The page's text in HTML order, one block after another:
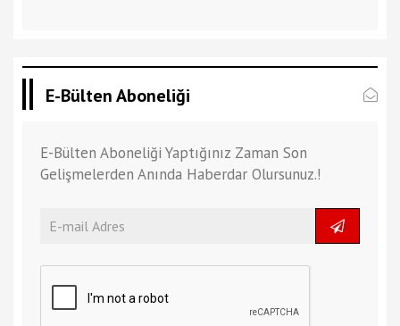
E-Bülten Aboneliği
E-Bülten Aboneliği Yaptığınız Zaman Son
Gelişmelerden Anında Haberdar Olursunuz.!